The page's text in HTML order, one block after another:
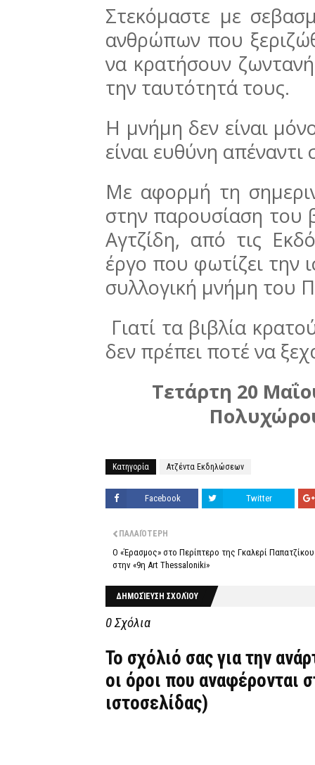
Στεκόμαστε με
ανθρώπων που
να κρατήσουν
την ταυτότητά τους.
Η μνήμη δεν είναι
είναι ευθύνη απέναντι
Με αφορμή τη
στην παρουσίαση του
Αγτζίδη, από τις
έργο που φωτίζει την
συλλογική μνήμη του
Γιατί τα βιβλία
δεν πρέπει ποτέ να
Τετάρτη 20
Κατηγορία Ατζέντα Εκδηλώσεων
Facebook Twitter
ΠΑΛΑΙΌΤΕΡΗ
Ο «Έρασμος» στο Περίπτερο της Γκαλερί Παπατζίκου
στην «9η Art Thessaloniki»
ΔΗΜΟΣΊΕΥΣΗ ΣΧΟΛΊΟΥ
0 Σχόλια
Το σχόλιό σας για την
οι όροι που αναφέρονται
ιστοσελίδας)